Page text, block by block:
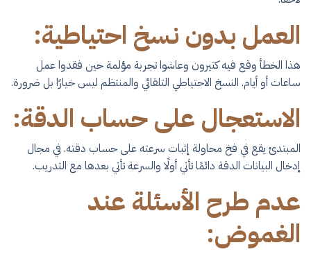
العمل بدون نسخ احتياطية:
هذا الخطأ وقع فيه كثيرون وعاشوا تجربة مؤلمة حين فقدوا عمل
ساعات أو أيام. النسخ الاحتياطي التلقائي والمنتظم ليس خيارًا بل ضرورة.
الاستعجال على حساب الدقة:
المبتدئ يقع في فخ محاولة إثبات سرعته على حساب دقته. في مجال
إدخال البيانات الدقة دائمًا تأتي أولًا والسرعة تأتي بعدها مع التدريب.
عدم طرح الأسئلة عند
الغموض: